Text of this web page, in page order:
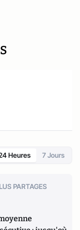
Heures 7 Jours
PARTAGES